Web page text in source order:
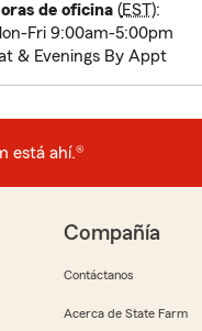
de oficina(EST):
Fri 9:00am-5:00pm
& Evenings By Appt
está ahí.®
Compañía
Contáctanos
Acerca de State Farm